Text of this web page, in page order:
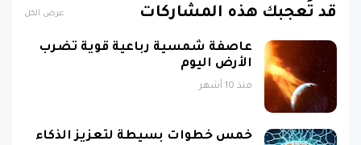
قد تُعجبك هذه المشاركات عرض الكل
عاصفة شمسية رباعية قوية تضرب
الأرض اليوم
منذ 10 أشهر
خمس خطوات بسيطة لتعزيز الذكاء